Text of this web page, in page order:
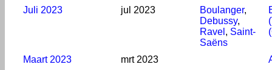
Juli 2023 jul 2023 Boulanger,
Debussy,
Ravel , Saint-
Saëns
Maart 2023 mrt 2023